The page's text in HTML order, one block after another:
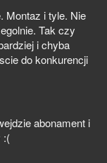
Montaz i tyle. Nie
Tak czy
i chyba
do konkurencji
abonament i
:(